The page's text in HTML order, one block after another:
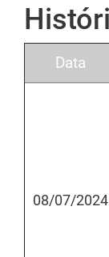
Data
08/07/2024